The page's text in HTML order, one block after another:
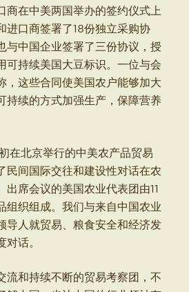
商在中美两国举办的签约仪式上
进口商签署了18份独立采购协
与中国企业签署了三份协议，授
可持续美国大豆标识。一位与会
，这些合同使美国农户能够加大
持续的方式加强生产，保障营养
在北京举行的中美农产品贸易
民间国际交往和建设性对话在农
出席会议的美国农业代表团由11
组织组成。我们与来自中国农业
导人就贸易、粮食安全和经济发
话。
流和持续不断的贸易考察团，不